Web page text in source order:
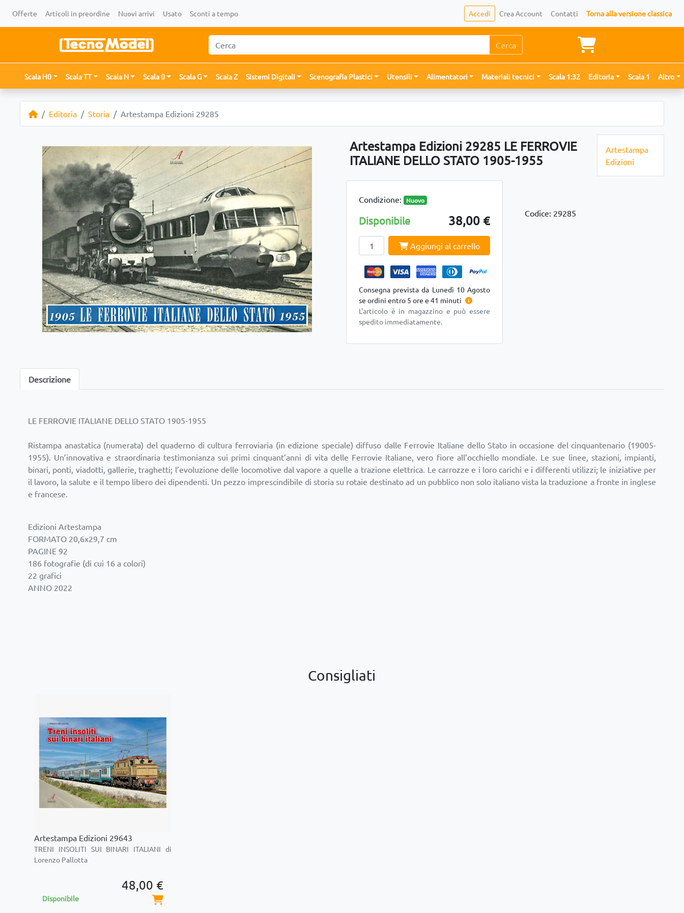
Offerte Articoli in preordine Nuovi arrivi Usato Sconti a tempo Accedi Crea Account Contatti Torna alla versione classica
Cerca
Scala H0 Scala TT Scala N Scala 0 Scala G Scala Z Sistemi Digitali Scenografia Plastici Utensili Alimentatori Materiali tecnici Scala 1:32 Editoria Scala 1 Altro
Editoria Storia Artestampa Edizioni 29285
Artestampa Edizioni 29285 LE FERROVIE
ITALIANE DELLO STATO 1905-1955
Artestampa
Edizioni
Condizione: Nuovo
Disponibile 38,00 €
Aggiungi al carrello
Consegna prevista da Lunedì 10 Agosto
se ordini entro 5 ore e 41 minuti
L'articolo è in magazzino e può essere
spedito immediatamente.
Codice: 29285
Descrizione
LE FERROVIE ITALIANE DELLO STATO 1905-1955
Ristampa anastatica (numerata) del quaderno di cultura ferroviaria (in edizione speciale) diffuso dalle Ferrovie Italiane dello Stato in occasione del cinquantenario (19005-
1955). Un’innovativa e straordinaria testimonianza sui primi cinquant’anni di vita delle Ferrovie Italiane, vero fiore all’occhiello mondiale. Le sue linee, stazioni, impianti,
binari, ponti, viadotti, gallerie, traghetti; l’evoluzione delle locomotive dal vapore a quelle a trazione elettrica. Le carrozze e i loro carichi e i differenti utilizzi; le iniziative per
il lavoro, la salute e il tempo libero dei dipendenti. Un pezzo imprescindibile di storia su rotaie destinato ad un pubblico non solo italiano vista la traduzione a fronte in inglese
Edizioni Artestampa
FORMATO 20,6x29,7 cm
PAGINE 92
186 fotografie (di cui 16 a colori)
22 grafici
ANNO 2022
Consigliati
Artestampa Edizioni 29643
TRENI INSOLITI SUI BINARI ITALIANI di
Lorenzo Pallotta
48,00 €
Disponibile